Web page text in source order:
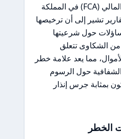
إشراف هيئة السلوك المالي (FCA) في المملكة
تشير إلى أن ترخيصها
حول شرعيتها
من الشكاوى تتعلق
مما يعد علامة خطر
حول الرسوم
بمثابة جرس إنذار
الخطر